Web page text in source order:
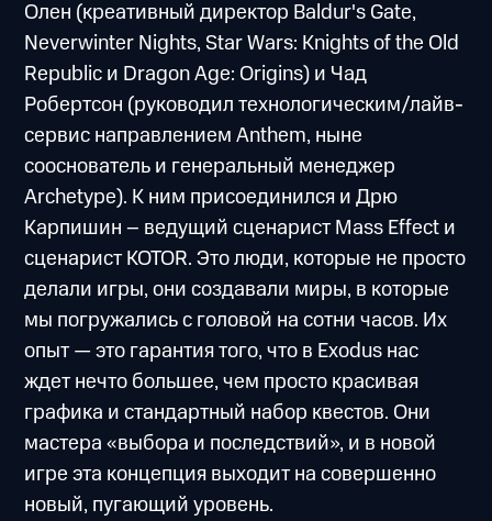
Олен (креативный директор Baldur's Gate,
Neverwinter Nights, Star Wars: Knights of the Old
Republic и Dragon Age: Origins) и Чад
Робертсон (руководил технологическим/лайв-
сервис направлением Anthem, ныне
сооснователь и генеральный менеджер
Archetype). К ним присоединился и Дрю
Карпишин – ведущий сценарист Mass Effect и
сценарист KOTOR. Это люди, которые не просто
делали игры, они создавали миры, в которые
мы погружались с головой на сотни часов. Их
опыт — это гарантия того, что в Exodus нас
ждет нечто большее, чем просто красивая
графика и стандартный набор квестов. Они
мастера «выбора и последствий», и в новой
игре эта концепция выходит на совершенно
новый, пугающий уровень.